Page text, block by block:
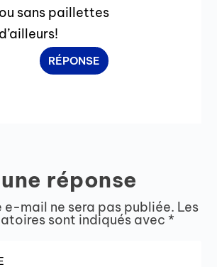
ou sans paillettes
d’ailleurs!
RÉPONSE
réponse
e-mail ne sera pas publiée. Les
sont indiqués avec *